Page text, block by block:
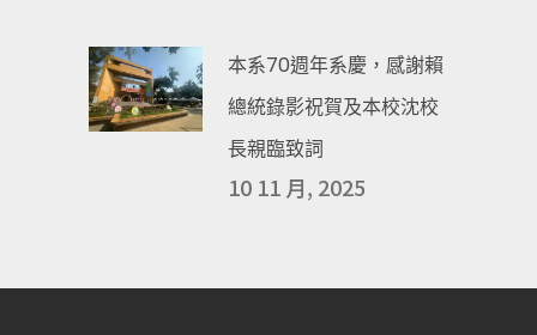
本系70週年系慶，感謝賴
總統錄影祝賀及本校沈校
長親臨致詞
10 11 月, 2025